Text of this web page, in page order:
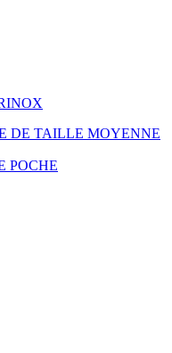
DE TAILLE MOYENNE
POCHE